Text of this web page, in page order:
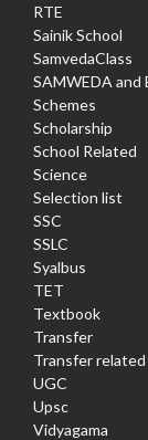
RTE
Sainik School
SamvedaClass
SAMWEDA and
Schemes
Scholarship
School Related
Science
Selection list
SSC
SSLC
Syalbus
TET
Textbook
Transfer
Transfer related
UGC
Upsc
Vidyagama